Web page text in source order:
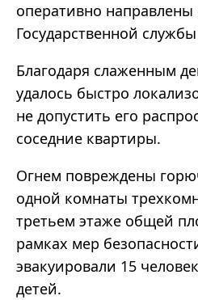
оперативно
Государственной
Благодаря слаженным
удалось быстро
не допустить его
соседние квартиры.
Огнем повреждены
одной комнаты
третьем этаже общей
рамках мер
эвакуировали 15
детей.